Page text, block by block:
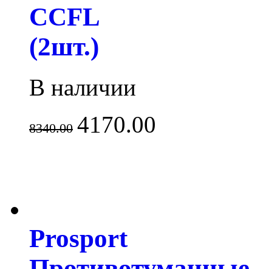
CCFL
(2шт.)
В наличии
8340.00 4170.00
Prosport